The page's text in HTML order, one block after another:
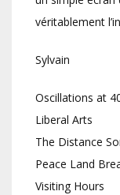
véritablement
Sylvain
Oscillations at
Liberal Arts
The Distance
Peace Land
Visiting Hours